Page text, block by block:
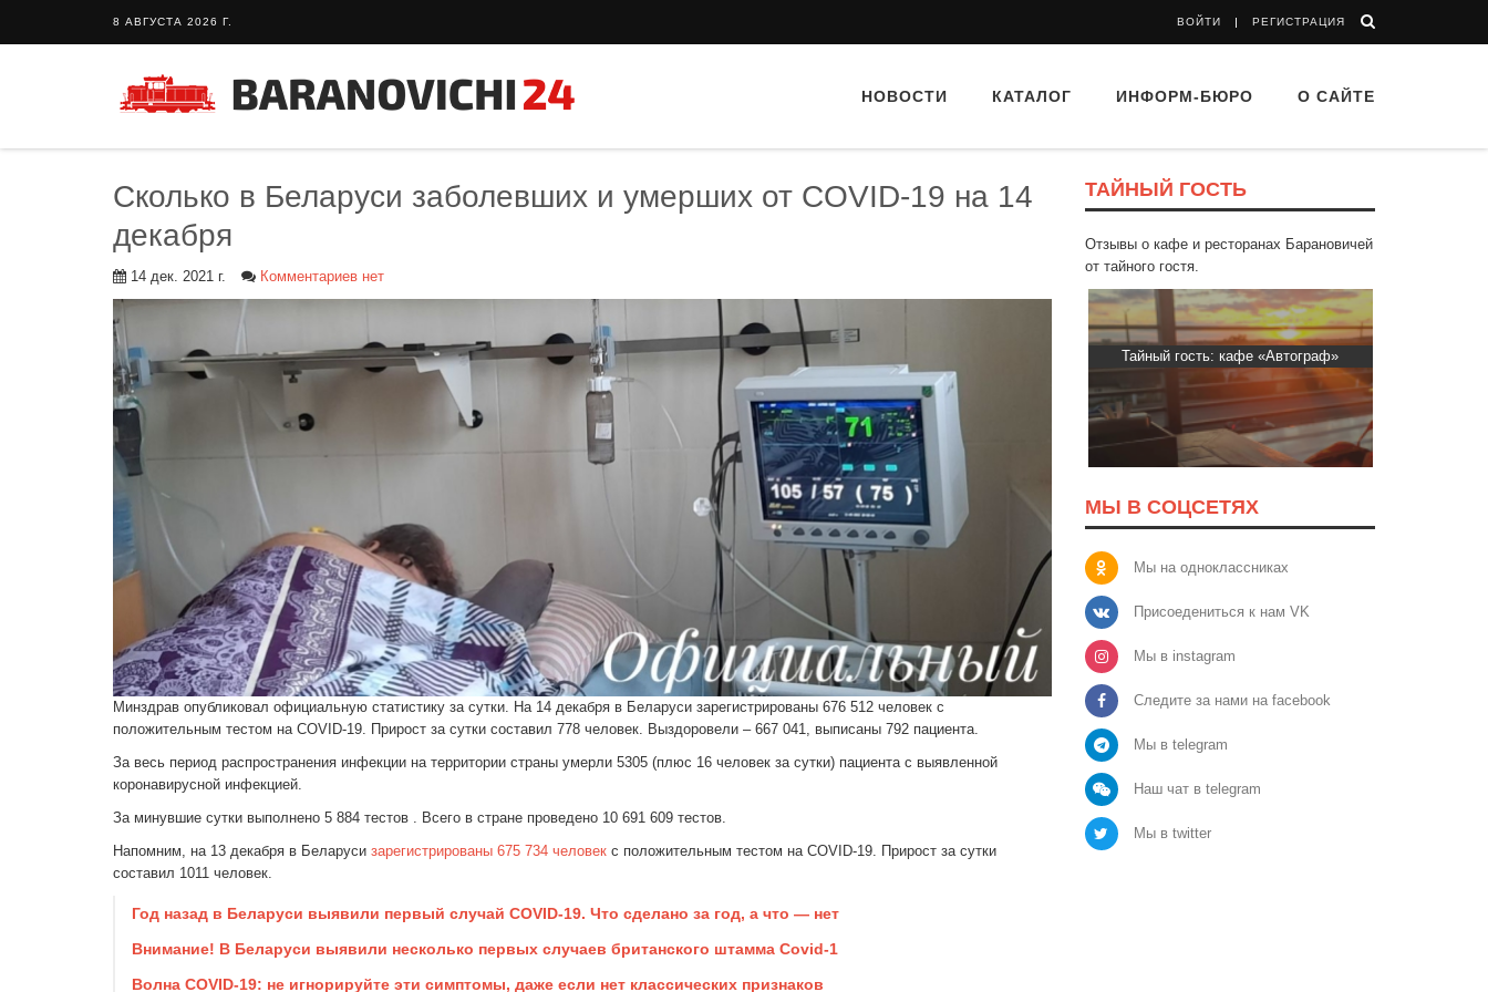
8 АВГУСТА 2026 Г. ВОЙТИ РЕГИСТРАЦИЯ
НОВОСТИ КАТАЛОГ ИНФОРМ-БЮРО О САЙТЕ
Сколько в Беларуси заболевших и умерших от COVID-19 на 14
декабря
14 дек. 2021 г. Комментариев нет
Минздрав опубликовал официальную статистику за сутки. На 14 декабря в Беларуси зарегистрированы 676 512 человек с
положительным тестом на COVID-19. Прирост за сутки составил 778 человек. Выздоровели – 667 041, выписаны 792 пациента.
За весь период распространения инфекции на территории страны умерли 5305 (плюс 16 человек за сутки) пациента с выявленной
коронавирусной инфекцией.
За минувшие сутки выполнено 5 884 тестов . Всего в стране проведено 10 691 609 тестов.
Напомним, на 13 декабря в Беларуси зарегистрированы 675 734 человек с положительным тестом на COVID-19. Прирост за сутки
составил 1011 человек.
Год назад в Беларуси выявили первый случай COVID-19. Что сделано за год, а что — нет
Внимание! В Беларуси выявили несколько первых случаев британского штамма Covid-1
Волна COVID-19: не игнорируйте эти симптомы, даже если нет классических признаков
ТАЙНЫЙ ГОСТЬ
Отзывы о кафе и ресторанах Барановичей
от тайного гостя.
Тайный гость: кафе «Автограф»
МЫ В СОЦСЕТЯХ
Мы на одноклассниках
Присоедениться к нам VK
Мы в instagram
Следите за нами на facebook
Мы в telegram
Наш чат в telegram
Мы в twitter